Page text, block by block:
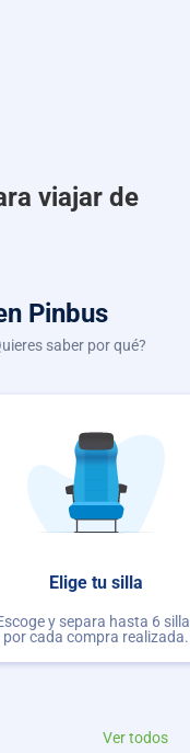
viajar de
Pinbus
saber por qué?
Elige tu silla
y separa hasta 6
por cada compra realizada.
Ver todos